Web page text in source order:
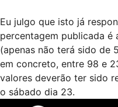
Eu julgo que isto já
percentagem publicada é
(apenas não terá sido de
em concreto, entre 98 e
valores deverão ter sido
o sábado dia 23.